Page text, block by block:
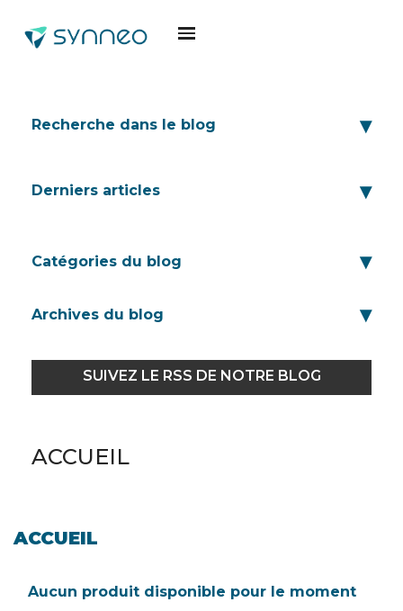
Recherche dans le blog
Derniers articles
Catégories du blog
Archives du blog
SUIVEZ LE RSS DE NOTRE BLOG
ACCUEIL
ACCUEIL
Aucun produit disponible pour le moment